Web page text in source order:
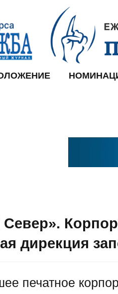
дирекция
печатное